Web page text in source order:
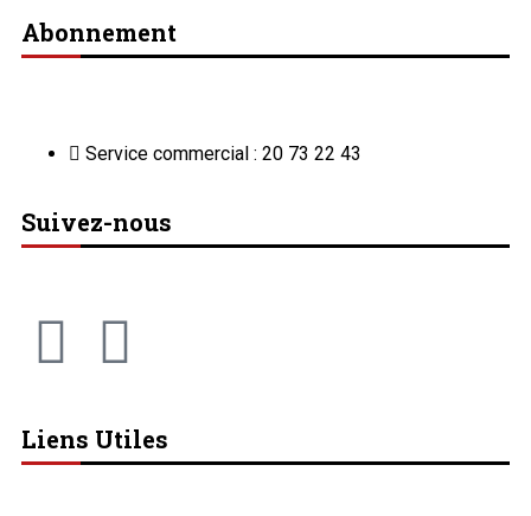
Abonnement
Service commercial : 20 73 22 43
Suivez-nous
Liens Utiles